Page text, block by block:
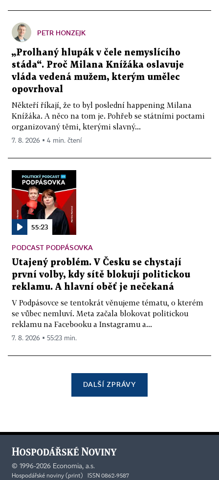
PETR HONZEJK
„Prolhaný hlupák v čele nemyslícího
stáda“. Proč Milana Knížáka oslavuje
vláda vedená mužem, kterým umělec
opovrhoval
Někteří říkají, že to byl poslední happening Milana
Knížáka. A něco na tom je. Pohřeb se státními poctami
organizovaný těmi, kterými slavný...
7. 8. 2026 ▪ 4 min. čtení
55:23
PODCAST PODPÁSOVKA
Utajený problém. V Česku se chystají
první volby, kdy sítě blokují politickou
reklamu. A hlavní oběť je nečekaná
V Podpásovce se tentokrát věnujeme tématu, o kterém
se vůbec nemluví. Meta začala blokovat politickou
reklamu na Facebooku a Instagramu a...
7. 8. 2026 ▪ 55:23 min.
DALŠÍ ZPRÁVY
© 1996-2026 Economia, a.s.
Hospodářské noviny (print) ISSN 0862-9587